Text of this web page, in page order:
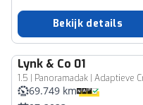
Bekijk details
Lynk & Co 01
69.749 km